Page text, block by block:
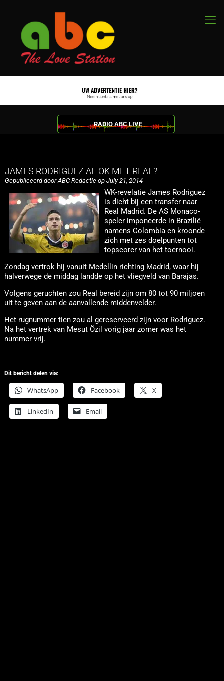
RADIO ABC LIVE
JAMES RODRIGUEZ AL OK MET REAL?
Gepubliceerd door ABC Redactie op July 21, 2014
WK-revelatie James Rodriguez
is dicht bij een transfer naar
Real Madrid. De AS Monaco-
speler imponeerde in Brazilië
namens Colombia en kroonde
zich met zes doelpunten tot
topscorer van het toernooi.
Zondag vertrok hij vanuit Medellin richting Madrid, waar hij
halverwege de middag landde op het vliegveld van Barajas.
Volgens geruchten zou Real bereid zijn om 80 tot 90 miljoen
uit te geven aan de aanvallende middenvelder.
Het rugnummer tien zou al gereserveerd zijn voor Rodriguez.
Na het vertrek van Mesut Özil vorig jaar zomer was het
nummer vrij.
Dit bericht delen via:
WhatsApp Facebook X
LinkedIn Email